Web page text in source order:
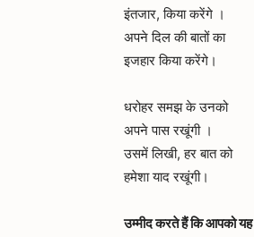
इंतजार, किया करेंगे ।
अपने दिल की बातों का
इजहार किया करेंगे।
धरोहर समझ के उनको
अपने पास रखूंगी ।
उसमें लिखी, हर बात को
हमेशा याद रखूंगी।
उम्मीदकरतेहैंकिआपकोयह